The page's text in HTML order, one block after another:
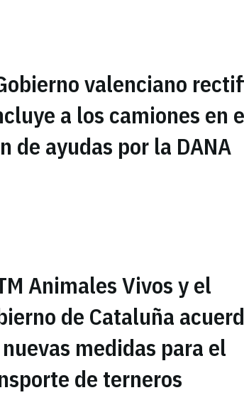
valenciano
a los camiones en
de ayudas por la DANA
Animales Vivos y el
de Cataluña
medidas para el
de terneros